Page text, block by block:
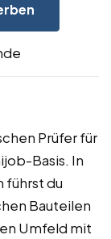
Prüfer für
Basis. In
führst du
Bauteilen
Umfeld mit